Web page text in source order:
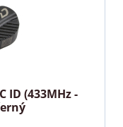
ID (433MHz -